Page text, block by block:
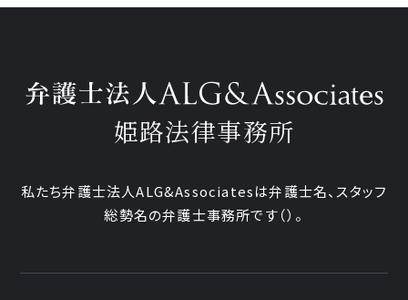
姫路法律事務所
私たち弁護士法人ALG&Associatesは弁護士名、スタッフ
総勢名の弁護士事務所です（）。